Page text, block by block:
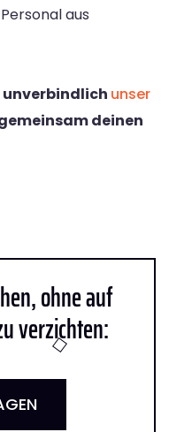
aus
unverbindlich unser
deinen
ohne auf
verzichten: